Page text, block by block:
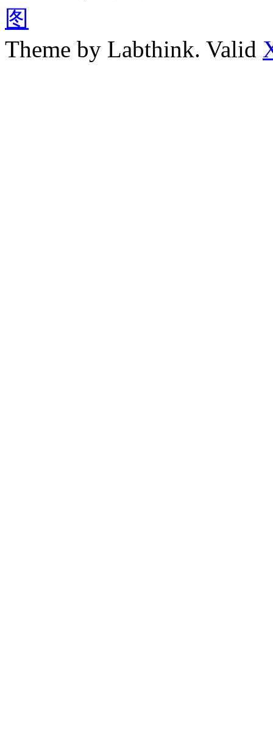
图
Theme by Labthink. Valid